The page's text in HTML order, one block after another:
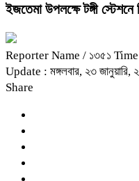
ইজতেমা উপলক্ষে টঙ্গী স্টেশনে
Reporter Name / ১৩৫১
Update : মঙ্গলবার, ২৩ জানুয়ারি,
Share